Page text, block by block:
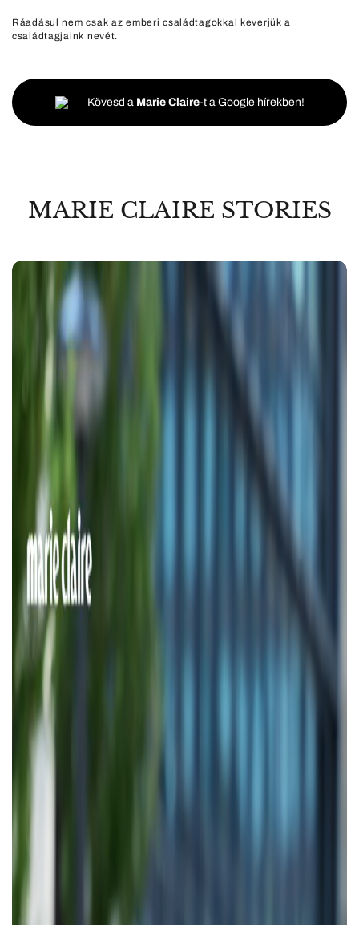
Ráadásul nem csak az emberi családtagokkal keverjük a
családtagjaink nevét.
Kövesd a Marie Claire-t a Google hírekben!
MARIE CLAIRE STORIES